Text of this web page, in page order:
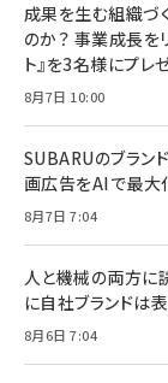
成果を生む組織づ
のか？ 事業成長を
ト』を3名様にプレ
8月7日 10:00
SUBARUのブラン
画広告をAIで最大
8月7日 7:04
人と機械の両方に
に自社ブランドは
8月6日 7:04